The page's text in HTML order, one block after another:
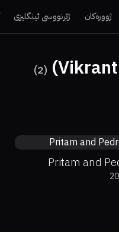
ژوورەکان ژێرنووسی ئینگلیزی
(
2
)
Pritam and